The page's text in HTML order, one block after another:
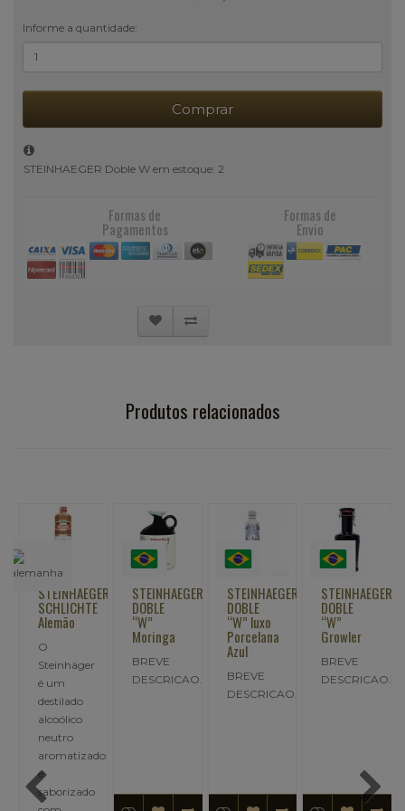
Informe a quantidade:
Comprar
STEINHAEGER Doble W em estoque: 2
Formas de
Pagamentos
Formas de
Envio
Produtos relacionados
STEINHAEGER
SCHLICHTE
Alemão
O
Steinhäger
é um
destilado
alcoólico
neutro
aromatizado
e
saborizado
STEINHAEGER
DOBLE
“W”
Moringa
BREVE
DESCRICAO..
STEINHAEGER
DOBLE
“W” luxo
Porcelana
Azul
BREVE
DESCRICAO..
STEINHAEGER
DOBLE
“W”
Growler
BREVE
DESCRICAO..